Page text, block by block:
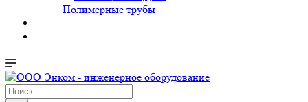
Полимерные трубы